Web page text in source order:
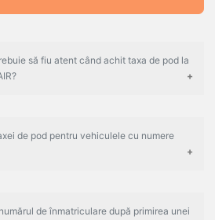
să fiu atent când achit taxa de pod la
de pod pentru vehiculele cu numere
de înmatriculare după primirea unei